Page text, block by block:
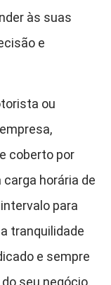
às suas
e
ou
coberto por
carga horária de
para
tranquilidade
e sempre
seu negócio.